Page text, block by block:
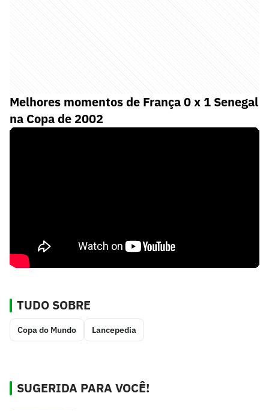
Melhores momentos de França 0 x 1 Senegal
na Copa de 2002
TUDO SOBRE
Copa do Mundo Lancepedia
SUGERIDA PARA VOCÊ!